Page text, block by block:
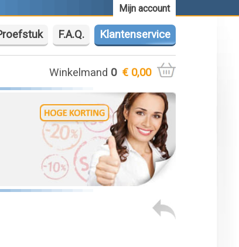
Mijn account
F.A.Q. Klantenservice
Winkelmand 0 € 0,00